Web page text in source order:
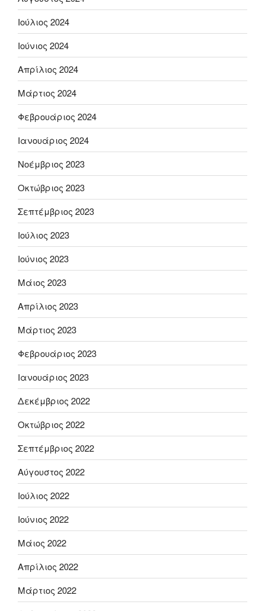
Ιούλιος 2024
Ιούνιος 2024
Απρίλιος 2024
Μάρτιος 2024
Φεβρουάριος 2024
Ιανουάριος 2024
Νοέμβριος 2023
Οκτώβριος 2023
Σεπτέμβριος 2023
Ιούλιος 2023
Ιούνιος 2023
Μάιος 2023
Απρίλιος 2023
Μάρτιος 2023
Φεβρουάριος 2023
Ιανουάριος 2023
Δεκέμβριος 2022
Οκτώβριος 2022
Σεπτέμβριος 2022
Αύγουστος 2022
Ιούλιος 2022
Ιούνιος 2022
Μάιος 2022
Απρίλιος 2022
Μάρτιος 2022